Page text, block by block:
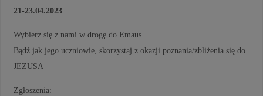
21-23.04.2023
Wybierz się z nami w drogę do Emaus…
Bądź jak jego uczniowie, skorzystaj z okazji poznania/zbliżenia się do
JEZUSA
Zgłoszenia: